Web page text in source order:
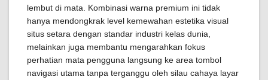
lembut di mata. Kombinasi warna premium ini tidak
hanya mendongkrak level kemewahan estetika visual
situs setara dengan standar industri kelas dunia,
melainkan juga membantu mengarahkan fokus
perhatian mata pengguna langsung ke area tombol
navigasi utama tanpa terganggu oleh silau cahaya layar